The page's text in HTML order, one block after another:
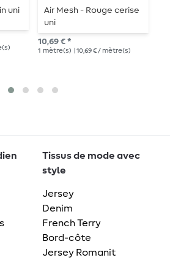
uni
Air Mesh - Rouge cerise
uni
10,69 € *
1 mètre(s) | 10,69 € / mètre(s)
Tissus de mode avec
style
Jersey
Denim
French Terry
Bord-côte
Jersey Romanit